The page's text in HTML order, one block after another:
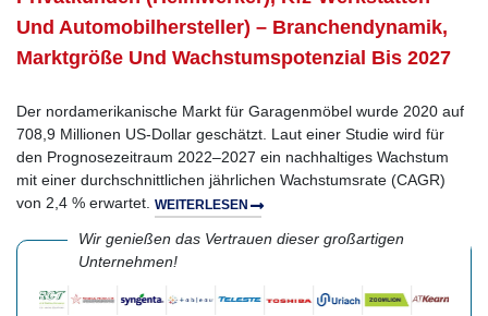
Und Automobilhersteller) – Branchendynamik,
Marktgröße Und Wachstumspotenzial Bis 2027
Der nordamerikanische Markt für Garagenmöbel wurde 2020 auf
708,9 Millionen US-Dollar geschätzt. Laut einer Studie wird für
den Prognosezeitraum 2022–2027 ein nachhaltiges Wachstum
mit einer durchschnittlichen jährlichen Wachstumsrate (CAGR)
von 2,4 % erwartet. WEITERLESEN
Wir genießen das Vertrauen dieser großartigen
Unternehmen!